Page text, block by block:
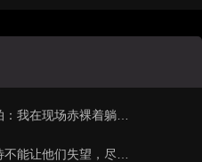
现场赤裸着躺了七个小时
失望，尽我所能让他们骄傲